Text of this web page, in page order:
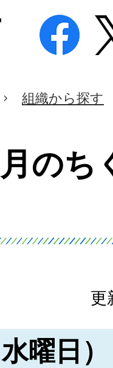
組織から探す
のち
更
曜日